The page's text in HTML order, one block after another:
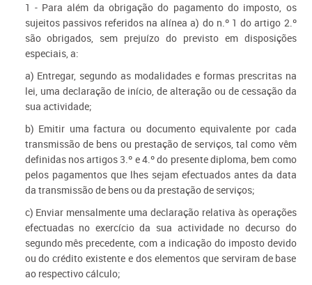
1 - Para além da obrigação do pagamento do imposto, os
sujeitos passivos referidos na alínea a) do n.º 1 do artigo 2.º
são obrigados, sem prejuízo do previsto em disposições
especiais, a:
a) Entregar, segundo as modalidades e formas prescritas na
lei, uma declaração de início, de alteração ou de cessação da
sua actividade;
b) Emitir uma factura ou documento equivalente por cada
transmissão de bens ou prestação de serviços, tal como vêm
definidas nos artigos 3.º e 4.º do presente diploma, bem como
pelos pagamentos que lhes sejam efectuados antes da data
da transmissão de bens ou da prestação de serviços;
c) Enviar mensalmente uma declaração relativa às operações
efectuadas no exercício da sua actividade no decurso do
segundo mês precedente, com a indicação do imposto devido
ou do crédito existente e dos elementos que serviram de base
ao respectivo cálculo;